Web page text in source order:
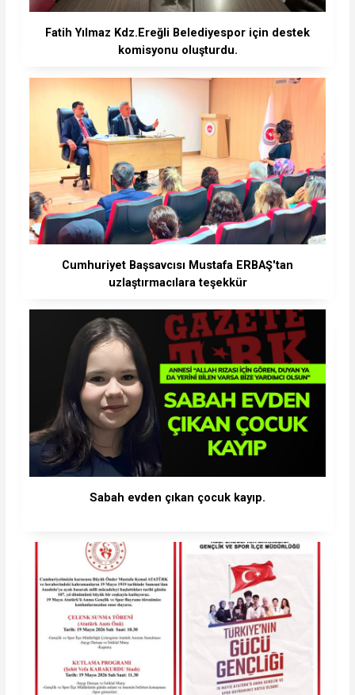
Fatih Yılmaz Kdz.Ereğli Belediyespor için destek
komisyonu oluşturdu.
Cumhuriyet Başsavcısı Mustafa ERBAŞ'tan
uzlaştırmacılara teşekkür
Sabah evden çıkan çocuk kayıp.